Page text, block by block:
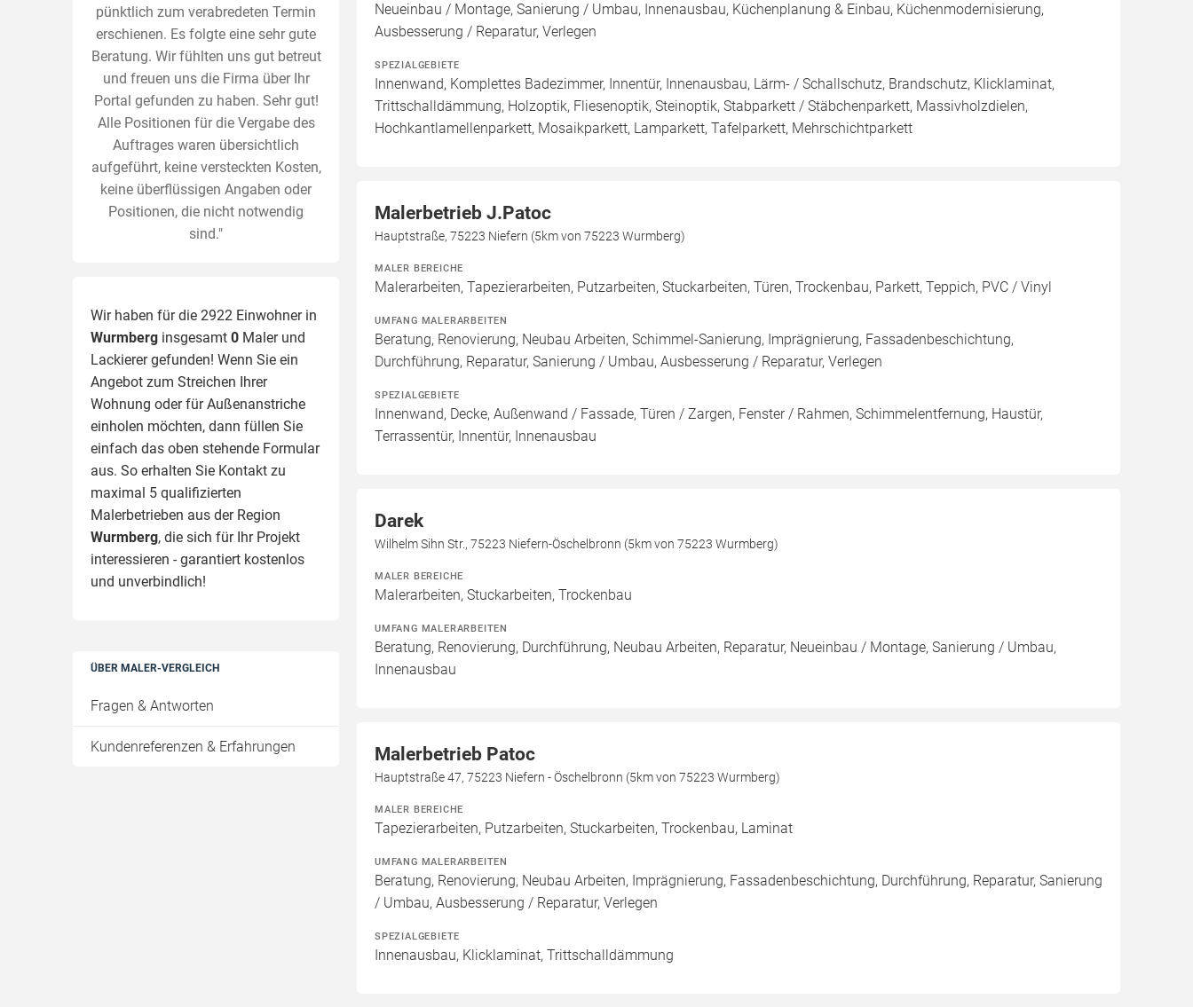
pünktlich zum verabredeten Termin
erschienen. Es folgte eine sehr gute
Beratung. Wir fühlten uns gut betreut
und freuen uns die Firma über Ihr
Portal gefunden zu haben. Sehr gut!
Alle Positionen für die Vergabe des
Auftrages waren übersichtlich
aufgeführt, keine versteckten Kosten,
keine überflüssigen Angaben oder
Positionen, die nicht notwendig
sind."
Wir haben für die 2922 Einwohner in
Wurmberg insgesamt 0 Maler und
Lackierer gefunden! Wenn Sie ein
Angebot zum Streichen Ihrer
Wohnung oder für Außenanstriche
einholen möchten, dann füllen Sie
einfach das oben stehende Formular
aus. So erhalten Sie Kontakt zu
maximal 5 qualifizierten
Malerbetrieben aus der Region
Wurmberg, die sich für Ihr Projekt
interessieren - garantiert kostenlos
und unverbindlich!
ÜBER MALER-VERGLEICH
Fragen & Antworten
Kundenreferenzen & Erfahrungen
Neueinbau / Montage, Sanierung / Umbau, Innenausbau, Küchenplanung & Einbau, Küchenmodernisierung,
Ausbesserung / Reparatur, Verlegen
SPEZIALGEBIETE
Innenwand, Komplettes Badezimmer, Innentür, Innenausbau, Lärm- / Schallschutz, Brandschutz, Klicklaminat,
Trittschalldämmung, Holzoptik, Fliesenoptik, Steinoptik, Stabparkett / Stäbchenparkett, Massivholzdielen,
Hochkantlamellenparkett, Mosaikparkett, Lamparkett, Tafelparkett, Mehrschichtparkett
Malerbetrieb J.Patoc
Hauptstraße, 75223 Niefern (5km von 75223 Wurmberg)
MALER BEREICHE
Malerarbeiten, Tapezierarbeiten, Putzarbeiten, Stuckarbeiten, Türen, Trockenbau, Parkett, Teppich, PVC / Vinyl
UMFANG MALERARBEITEN
Beratung, Renovierung, Neubau Arbeiten, Schimmel-Sanierung, Imprägnierung, Fassadenbeschichtung,
Durchführung, Reparatur, Sanierung / Umbau, Ausbesserung / Reparatur, Verlegen
SPEZIALGEBIETE
Innenwand, Decke, Außenwand / Fassade, Türen / Zargen, Fenster / Rahmen, Schimmelentfernung, Haustür,
Terrassentür, Innentür, Innenausbau
Darek
Wilhelm Sihn Str., 75223 Niefern-Öschelbronn (5km von 75223 Wurmberg)
MALER BEREICHE
Malerarbeiten, Stuckarbeiten, Trockenbau
UMFANG MALERARBEITEN
Beratung, Renovierung, Durchführung, Neubau Arbeiten, Reparatur, Neueinbau / Montage, Sanierung / Umbau,
Innenausbau
Malerbetrieb Patoc
Hauptstraße 47, 75223 Niefern - Öschelbronn (5km von 75223 Wurmberg)
MALER BEREICHE
Tapezierarbeiten, Putzarbeiten, Stuckarbeiten, Trockenbau, Laminat
UMFANG MALERARBEITEN
Beratung, Renovierung, Neubau Arbeiten, Imprägnierung, Fassadenbeschichtung, Durchführung, Reparatur, Sanierung
/ Umbau, Ausbesserung / Reparatur, Verlegen
SPEZIALGEBIETE
Innenausbau, Klicklaminat, Trittschalldämmung